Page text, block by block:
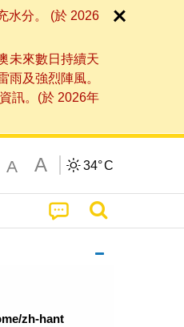
水分。 (於 2026
未來數日持續天
及強烈陣風。
訊。(於 2026年
A A 34°C
zh-hant